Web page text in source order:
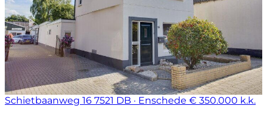
Schietbaanweg 16 7521 DB · Enschede € 350.000 k.k.